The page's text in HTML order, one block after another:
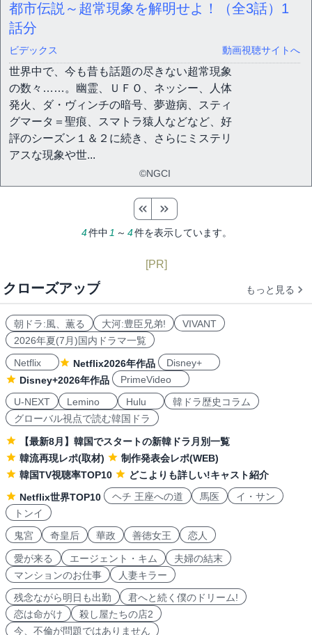
都市伝説～超常現象を解明せよ！（全3話） 1
話分
ビデックス 動画視聴サイトへ
世界中で、今も昔も話題の尽きない超常現象
の数々……。幽霊、ＵＦＯ、ネッシー、人体
発火、ダ・ヴィンチの暗号、夢遊病、スティ
グマータ＝聖痕、スマトラ猿人などなど、好
評のシーズン１＆２に続き、さらにミステリ
アスな現象や世...
©NGCI
4件中 1 ～ 4件を表示しています。
[PR]
クローズアップ もっと見る
朝ドラ:風、薫る 大河:豊臣兄弟!
VIVANT
2026年夏(7月)国内ドラマ一覧
Netflix
Netflix2026年作品
Disney+
Disney+2026年作品
PrimeVideo
U-NEXT
Lemino Hulu
韓ドラ歴史コラム
グローバル視点で読む韓国ドラ
【最新8月】韓国でスタートの新韓ドラ月別一覧
韓流再現レポ(取材)
制作発表会レポ(WEB)
韓国TV視聴率TOP10
どこよりも詳しい!キャスト紹介
Netflix世界TOP10
ヘチ 王座への道 馬医
イ・サン
トンイ
鬼宮
奇皇后 華政 善徳女王 恋人
愛が来る エージェント・キム
夫婦の結末
マンションのお仕事
人妻キラー
残念ながら明日も出勤
君へと続く僕のドリーム!
恋は命がけ
殺し屋たちの店2
今、不倫が問題ではありません